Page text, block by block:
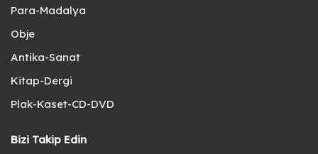
Para-Madalya
Obje
Antika-Sanat
Kitap-Dergi
Plak-Kaset-CD-DVD
Bizi Takip Edin